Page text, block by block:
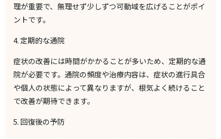
理が重要で、無理せず少しずつ可動域を広げることがポイ
ントです。
4. 定期的な通院
症状の改善には時間がかかることが多いため、定期的な通
院が必要です。通院の頻度や治療内容は、症状の進行具合
や個人の状態によって異なりますが、根気よく続けること
で改善が期待できます。
5. 回復後の予防